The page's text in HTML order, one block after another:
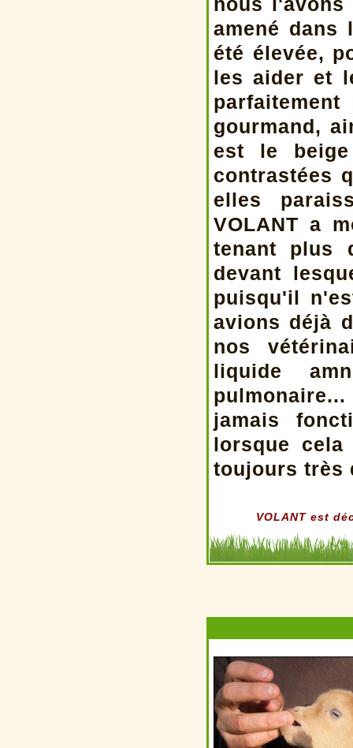
amené dans
été élevée,
les aider et
gourmand,
est le
contrastées
elles
VOLANT a
tenant plus
devant
puisqu'il
avions déjà
nos
liquide
jamais
lorsque
toujours très
VOLANT est